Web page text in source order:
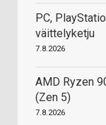
PC,
väittelyketju
7.8.2026
AMD Ryzen
(Zen 5)
7.8.2026